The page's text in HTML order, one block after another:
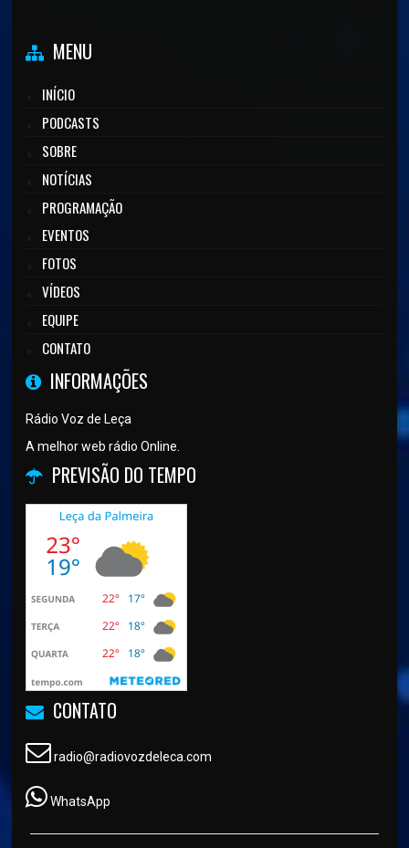
MENU
INÍCIO
PODCASTS
SOBRE
NOTÍCIAS
PROGRAMAÇÃO
EVENTOS
FOTOS
VÍDEOS
EQUIPE
CONTATO
INFORMAÇÕES
Rádio Voz de Leça
A melhor web rádio Online.
PREVISÃO DO TEMPO
CONTATO
radio@radiovozdeleca.com
WhatsApp